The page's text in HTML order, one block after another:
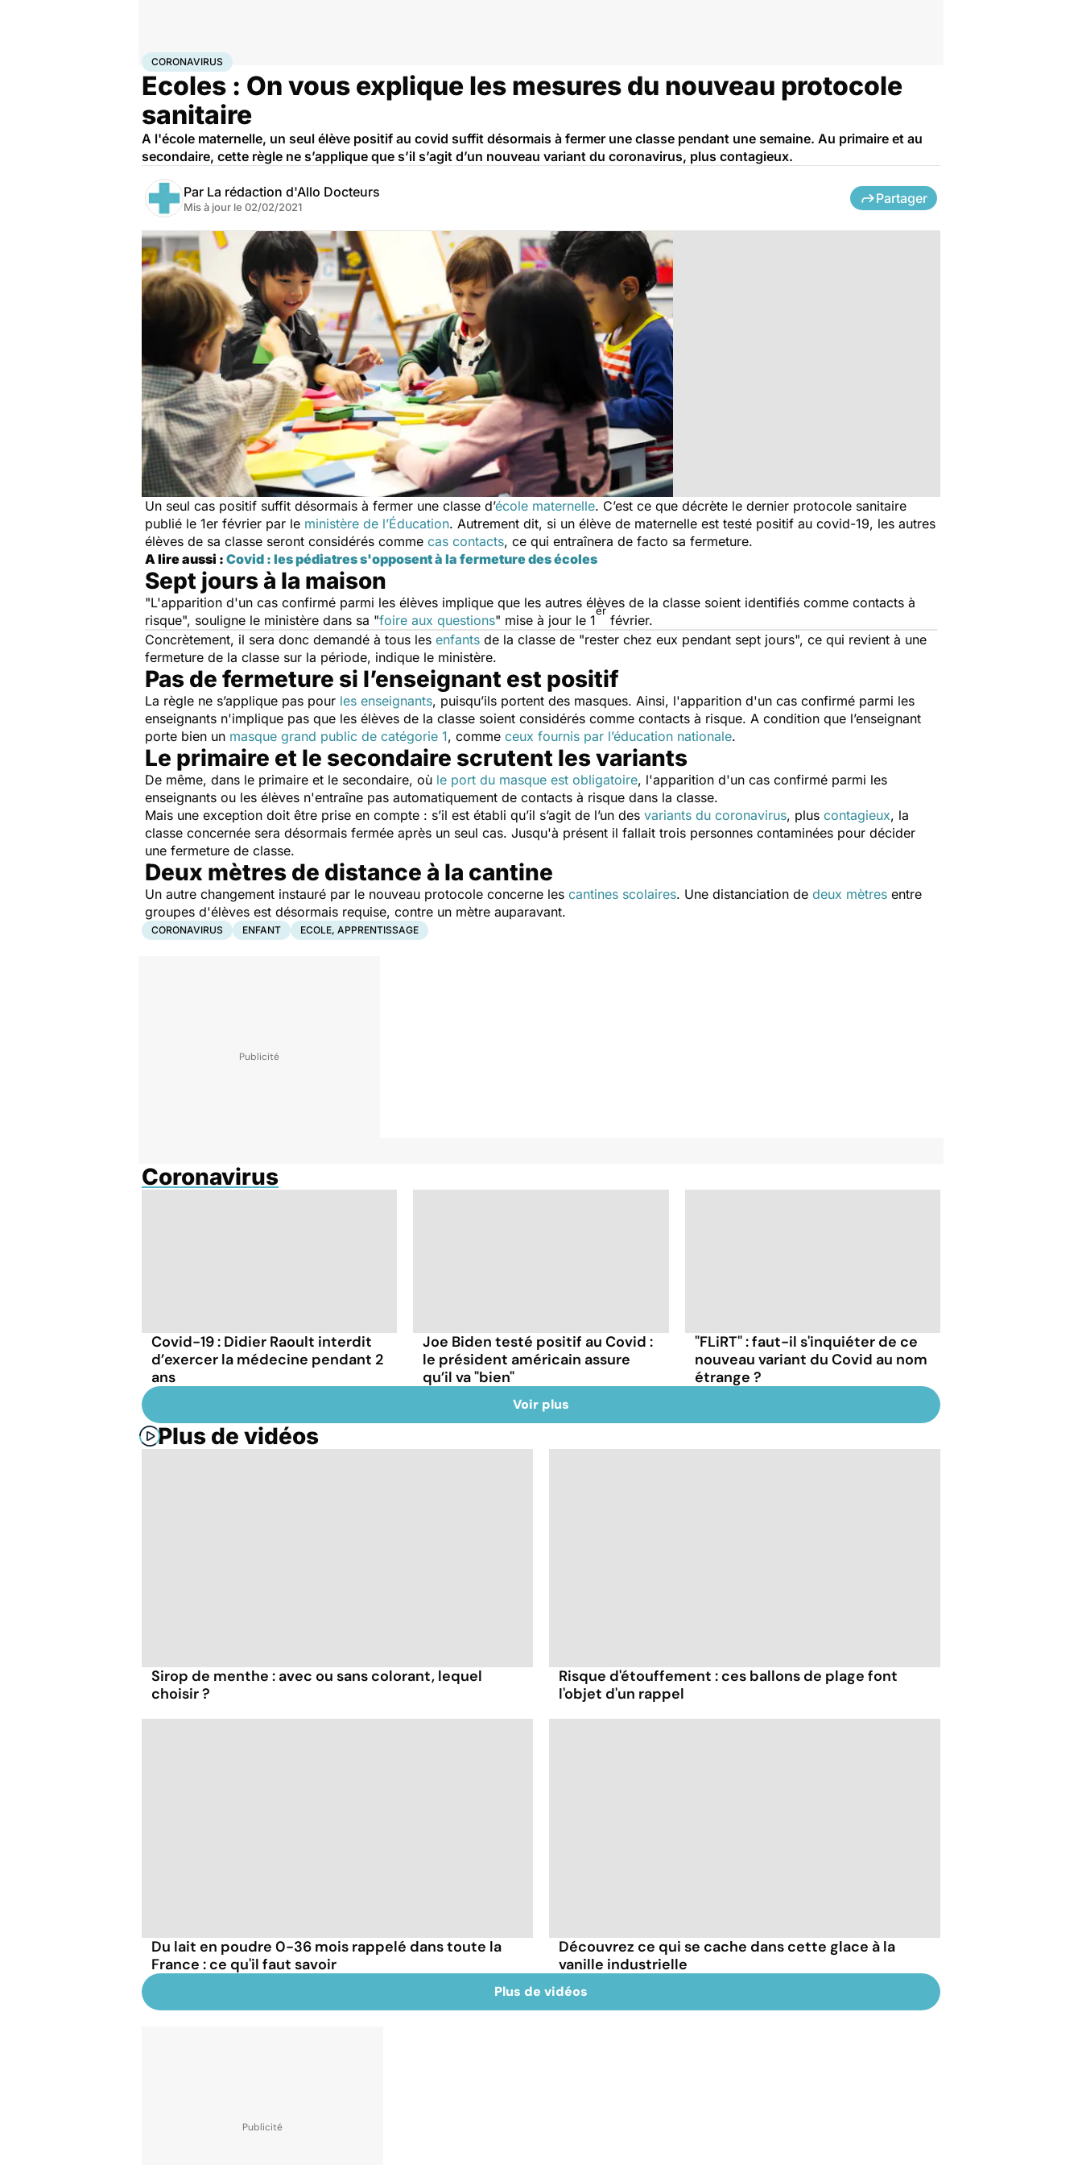
AccueilFamilleEnfant
CORONAVIRUS
Ecoles : On vous explique les mesures du nouveau protocole
sanitaire
A l'école maternelle, un seul élève positif au covid suffit désormais à fermer une classe pendant une semaine. Au primaire et au
secondaire, cette règle ne s’applique que s’il s’agit d’un nouveau variant du coronavirus, plus contagieux.
Par La rédaction d'Allo Docteurs
Mis à jour le 02/02/2021
Partager
Un seul cas positif suffit désormais à fermer une classe d’école maternelle. C’est ce que décrète le dernier protocole sanitaire
publié le 1er février par le ministère de l’Éducation. Autrement dit, si un élève de maternelle est testé positif au covid-19, les autres
élèves de sa classe seront considérés comme cas contacts, ce qui entraînera de facto sa fermeture.
A lire aussi : Covid : les pédiatres s'opposent à la fermeture des écoles
Sept jours à la maison
"L'apparition d'un cas confirmé parmi les élèves implique que les autres élèves de la classe soient identifiés comme contacts à
risque", souligne le ministère dans sa "foire aux questions" mise à jour le 1
er
février.
Concrètement, il sera donc demandé à tous les enfants de la classe de "rester chez eux pendant sept jours", ce qui revient à une
fermeture de la classe sur la période, indique le ministère.
Pas de fermeture si l’enseignant est positif
La règle ne s’applique pas pour les enseignants, puisqu’ils portent des masques. Ainsi, l'apparition d'un cas confirmé parmi les
enseignants n'implique pas que les élèves de la classe soient considérés comme contacts à risque. A condition que l’enseignant
porte bien un masque grand public de catégorie 1, comme ceux fournis par l’éducation nationale.
Le primaire et le secondaire scrutent les variants
De même, dans le primaire et le secondaire, où le port du masque est obligatoire, l'apparition d'un cas confirmé parmi les
enseignants ou les élèves n'entraîne pas automatiquement de contacts à risque dans la classe.
Mais une exception doit être prise en compte : s’il est établi qu’il s’agit de l’un des variants du coronavirus, plus contagieux, la
classe concernée sera désormais fermée après un seul cas. Jusqu'à présent il fallait trois personnes contaminées pour décider
une fermeture de classe.
Deux mètres de distance à la cantine
Un autre changement instauré par le nouveau protocole concerne les cantines scolaires. Une distanciation de deux mètres entre
groupes d'élèves est désormais requise, contre un mètre auparavant.
CORONAVIRUS ENFANT ECOLE, APPRENTISSAGE
Coronavirus
Covid-19 : Didier Raoult interdit
d’exercer la médecine pendant 2
ans
Joe Biden testé positif au Covid :
le président américain assure
qu’il va "bien"
"FLiRT" : faut-il s'inquiéter de ce
nouveau variant du Covid au nom
étrange ?
Voir plus
Plus de vidéos
Sirop de menthe : avec ou sans colorant, lequel
choisir ?
Risque d'étouffement : ces ballons de plage font
l'objet d'un rappel
Du lait en poudre 0-36 mois rappelé dans toute la
France : ce qu'il faut savoir
Découvrez ce qui se cache dans cette glace à la
vanille industrielle
Plus de vidéos